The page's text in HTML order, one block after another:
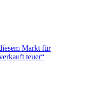
Markt für
teuer“